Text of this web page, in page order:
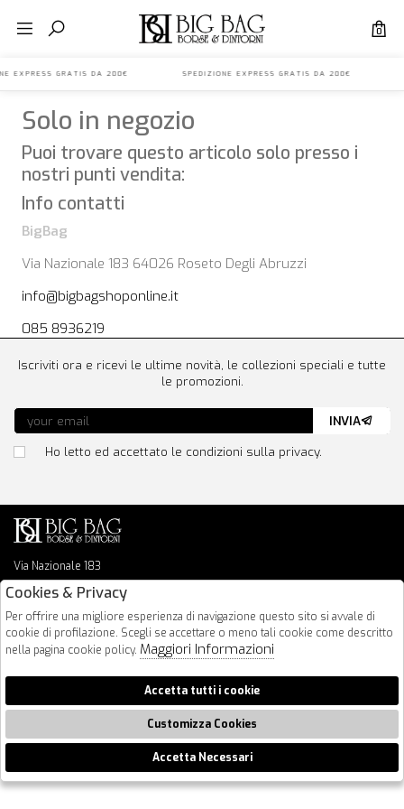
0
EXPRESS GRATIS DA 200€ SPEDIZIONE EXPRESS GRATIS DA
Solo in negozio
Puoi trovare questo articolo solo presso i
nostri punti vendita:
Info contatti
BigBag
Via Nazionale 183 64026 Roseto Degli Abruzzi
info@bigbagshoponline.it
085 8936219
Via Nazionale 183
64026 Roseto Degli Abruzzi
info@bigbagshoponline.it
follow us
Iscriviti ora e ricevi le ultime novità, le collezioni speciali e tutte
le promozioni.
Ho letto ed accettato le condizioni sulla privacy.
INVIA
2026 BigBag - P.iva : 00916940679 Powered by
🍪
Cookies & Privacy
Per offrire una migliore esperienza di navigazione questo sito si avvale di
cookie di profilazione. Scegli se accettare o meno tali cookie come descritto
nella pagina cookie policy. Maggiori Informazioni
Accetta tutti i cookie
Customizza Cookies
Accetta Necessari